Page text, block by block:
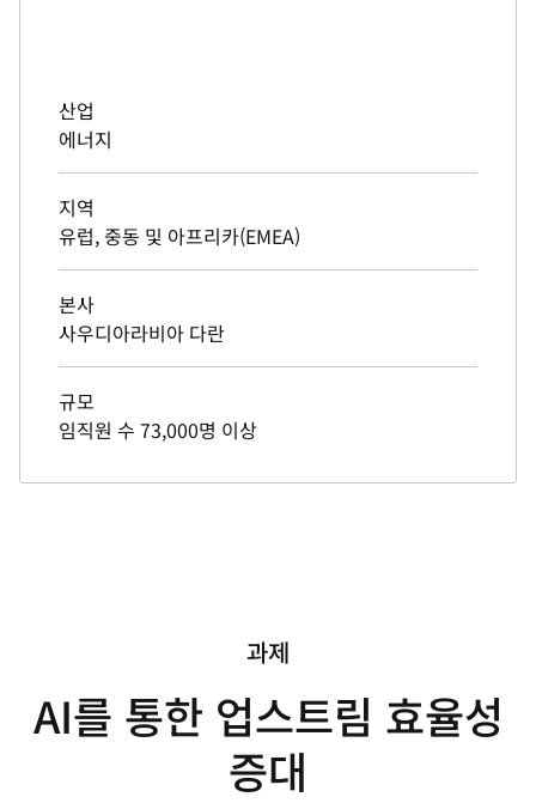
산업
에너지
지역
유럽, 중동 및 아프리카(EMEA)
본사
사우디아라비아 다란
규모
임직원 수 73,000명 이상
과제
AI를 통한 업스트림 효율성
증대